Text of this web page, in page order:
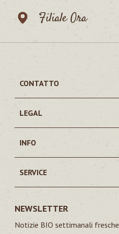
Filiale Ora
CONTATTO
LEGAL
INFO
SERVICE
NEWSLETTER
Notizie BIO settimanali fresche